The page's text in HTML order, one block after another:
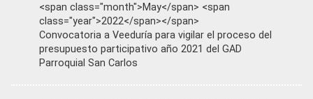
<span class="month">May</span> <span
class="year">2022</span></span>
Convocatoria a Veeduría para vigilar el proceso del
presupuesto participativo año 2021 del GAD
Parroquial San Carlos